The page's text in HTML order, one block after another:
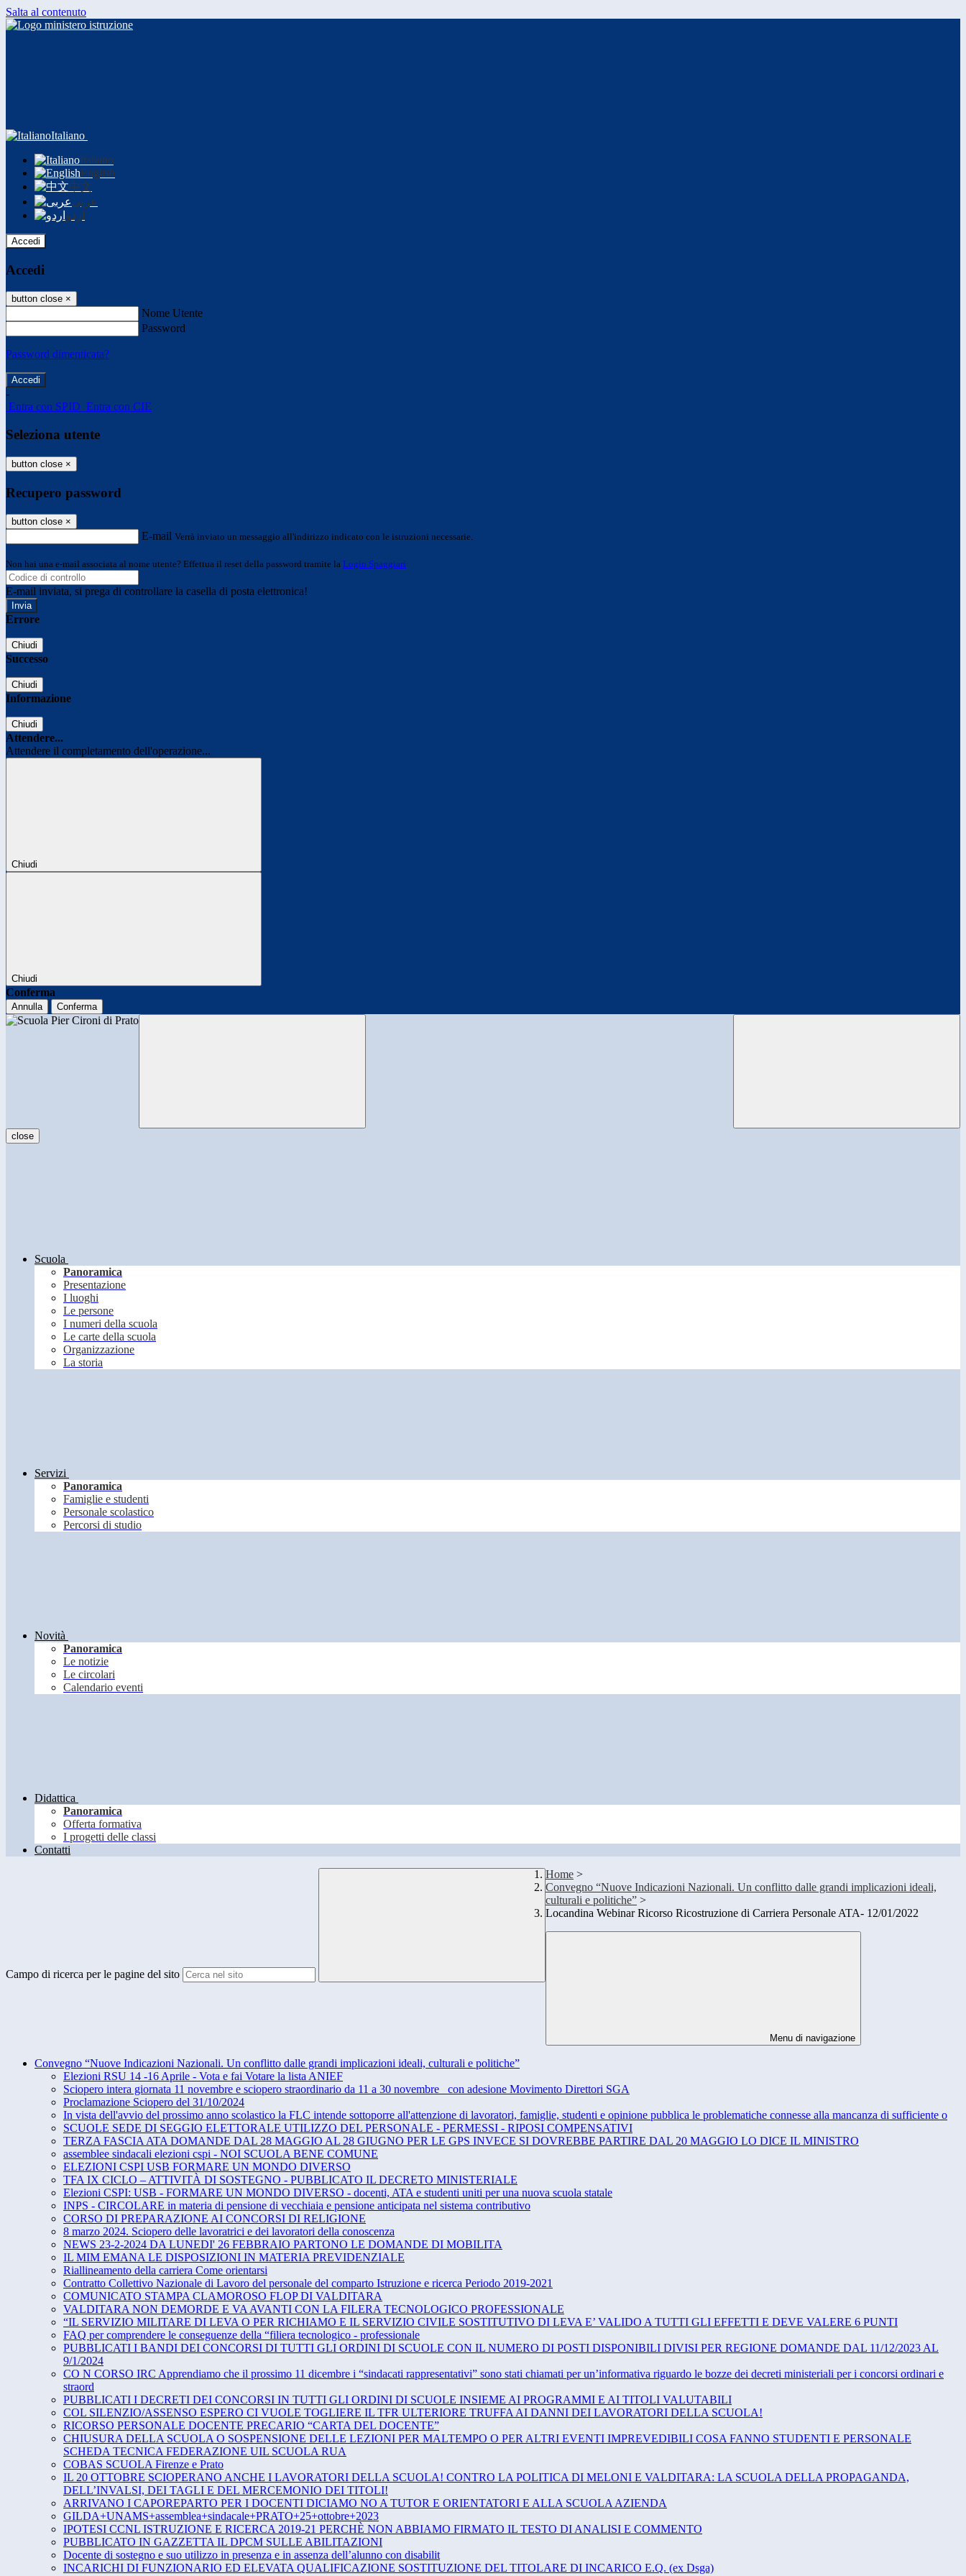
Salta al contenuto
Italiano
Italiano
English
中文
عربى
اردو
Accedi
Accedi
button close ×
Nome Utente
Password
Password dimenticata?
-
Entra con SPID Entra con CIE
Seleziona utente
button close ×
Recupero password
button close ×
E-mail Verrà inviato un messaggio all'indirizzo indicato con le istruzioni necessarie.
Non hai una e-mail associata al nome utente? Effettua il reset della password tramite la Login Spaggiari
E-mail inviata, si prega di controllare la casella di posta elettronica!
Errore
Chiudi
Successo
Chiudi
Informazione
Chiudi
Attendere...
Attendere il completamento dell'operazione...
Chiudi
Chiudi
Conferma
Annulla Conferma
close
Scuola
Panoramica
Presentazione
I luoghi
Le persone
I numeri della scuola
Le carte della scuola
Organizzazione
La storia
Servizi
Panoramica
Famiglie e studenti
Personale scolastico
Percorsi di studio
Novità
Panoramica
Le notizie
Le circolari
Calendario eventi
Didattica
Panoramica
Offerta formativa
I progetti delle classi
Contatti
Campo di ricerca per le pagine del sito
Home >
Convegno “Nuove Indicazioni Nazionali. Un conflitto dalle grandi implicazioni ideali,
culturali e politiche” >
Locandina Webinar Ricorso Ricostruzione di Carriera Personale ATA- 12/01/2022
Menu di navigazione
Convegno “Nuove Indicazioni Nazionali. Un conflitto dalle grandi implicazioni ideali, culturali e politiche”
Elezioni RSU 14 -16 Aprile - Vota e fai Votare la lista ANIEF
Sciopero intera giornata 11 novembre e sciopero straordinario da 11 a 30 novembre_ con adesione Movimento Direttori SGA
Proclamazione Sciopero del 31/10/2024
In vista dell'avvio del prossimo anno scolastico la FLC intende sottoporre all'attenzione di lavoratori, famiglie, studenti e opinione pubblica le problematiche connesse alla mancanza di sufficiente o
SCUOLE SEDE DI SEGGIO ELETTORALE UTILIZZO DEL PERSONALE - PERMESSI - RIPOSI COMPENSATIVI
TERZA FASCIA ATA DOMANDE DAL 28 MAGGIO AL 28 GIUGNO PER LE GPS INVECE SI DOVREBBE PARTIRE DAL 20 MAGGIO LO DICE IL MINISTRO
assemblee sindacali elezioni cspi - NOI SCUOLA BENE COMUNE
ELEZIONI CSPI USB FORMARE UN MONDO DIVERSO
TFA IX CICLO – ATTIVITÀ DI SOSTEGNO - PUBBLICATO IL DECRETO MINISTERIALE
Elezioni CSPI: USB - FORMARE UN MONDO DIVERSO - docenti, ATA e studenti uniti per una nuova scuola statale
INPS - CIRCOLARE in materia di pensione di vecchiaia e pensione anticipata nel sistema contributivo
CORSO DI PREPARAZIONE AI CONCORSI DI RELIGIONE
8 marzo 2024. Sciopero delle lavoratrici e dei lavoratori della conoscenza
NEWS 23-2-2024 DA LUNEDI' 26 FEBBRAIO PARTONO LE DOMANDE DI MOBILITA
IL MIM EMANA LE DISPOSIZIONI IN MATERIA PREVIDENZIALE
Riallineamento della carriera Come orientarsi
Contratto Collettivo Nazionale di Lavoro del personale del comparto Istruzione e ricerca Periodo 2019-2021
COMUNICATO STAMPA CLAMOROSO FLOP DI VALDITARA
VALDITARA NON DEMORDE E VA AVANTI CON LA FILERA TECNOLOGICO PROFESSIONALE
“IL SERVIZIO MILITARE DI LEVA O PER RICHIAMO E IL SERVIZIO CIVILE SOSTITUTIVO DI LEVA E’ VALIDO A TUTTI GLI EFFETTI E DEVE VALERE 6 PUNTI
FAQ per comprendere le conseguenze della “filiera tecnologico - professionale
PUBBLICATI I BANDI DEI CONCORSI DI TUTTI GLI ORDINI DI SCUOLE CON IL NUMERO DI POSTI DISPONIBILI DIVISI PER REGIONE DOMANDE DAL 11/12/2023 AL
9/1/2024
CO N CORSO IRC Apprendiamo che il prossimo 11 dicembre i “sindacati rappresentativi” sono stati chiamati per un’informativa riguardo le bozze dei decreti ministeriali per i concorsi ordinari e
straord
PUBBLICATI I DECRETI DEI CONCORSI IN TUTTI GLI ORDINI DI SCUOLE INSIEME AI PROGRAMMI E AI TITOLI VALUTABILI
COL SILENZIO/ASSENSO ESPERO CI VUOLE TOGLIERE IL TFR ULTERIORE TRUFFA AI DANNI DEI LAVORATORI DELLA SCUOLA!
RICORSO PERSONALE DOCENTE PRECARIO “CARTA DEL DOCENTE”
CHIUSURA DELLA SCUOLA O SOSPENSIONE DELLE LEZIONI PER MALTEMPO O PER ALTRI EVENTI IMPREVEDIBILI COSA FANNO STUDENTI E PERSONALE
SCHEDA TECNICA FEDERAZIONE UIL SCUOLA RUA
COBAS SCUOLA Firenze e Prato
IL 20 OTTOBRE SCIOPERANO ANCHE I LAVORATORI DELLA SCUOLA! CONTRO LA POLITICA DI MELONI E VALDITARA: LA SCUOLA DELLA PROPAGANDA,
DELL’INVALSI, DEI TAGLI E DEL MERCEMONIO DEI TITOLI!
ARRIVANO I CAPOREPARTO PER I DOCENTI DICIAMO NO A TUTOR E ORIENTATORI E ALLA SCUOLA AZIENDA
GILDA+UNAMS+assemblea+sindacale+PRATO+25+ottobre+2023
IPOTESI CCNL ISTRUZIONE E RICERCA 2019-21 PERCHÈ NON ABBIAMO FIRMATO IL TESTO DI ANALISI E COMMENTO
PUBBLICATO IN GAZZETTA IL DPCM SULLE ABILITAZIONI
Docente di sostegno e suo utilizzo in presenza e in assenza dell’alunno con disabilit
INCARICHI DI FUNZIONARIO ED ELEVATA QUALIFICAZIONE SOSTITUZIONE DEL TITOLARE DI INCARICO E.Q. (ex Dsga)